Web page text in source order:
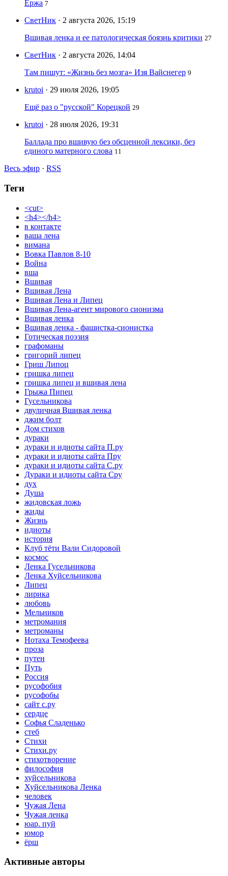
Ержа 7
СветНик · 2 августа 2026, 15:19
Вшивая ленка и ее патологическая боязнь критики 27
СветНик · 2 августа 2026, 14:04
Там пишут: «Жизнь без мозга» Изя Вайснегер 9
krutoi · 29 июля 2026, 19:05
Ещё раз о "русской" Корецкой 29
krutoi · 28 июля 2026, 19:31
Баллада про вшивую без обсценной лексики, без
единого матерного слова 11
Весь эфир · RSS
Теги
<cut>
<h4></h4>
в контакте
ваша лена
вимана
Вовка Павлов 8-10
Война
вша
Вшивая
Вшивая Лена
Вшивая Лена и Липец
Вшивая Лена-агент мирового сионизма
Вшивая ленка
Вшивая ленка - фашистка-сионистка
Готическая поэзия
графоманы
григорий липец
Гриш Липоц
гришка липец
гришка липец и вшивая лена
Грыжа Пипец
Гусельникова
двуличная Вшивая ленка
джим болт
Дом стихов
дураки
дураки и идиоты сайта П.ру
дураки и идиоты сайта Пру
дураки и идиоты сайта С.ру
Дураки и идиоты сайта Сру
дух
Душа
жидовская ложь
жиды
Жизнь
идиоты
история
Клуб тёти Вали Сидоровой
космос
Ленка Гусельникова
Ленка Хуйсельникова
Липец
лирика
любовь
Мельников
метромания
метроманы
Нотаха Темофеева
проза
путен
Путь
Россия
русофобия
русофобы
сайт с.ру
сердце
Софья Сладенько
стеб
Стихи
Стихи.ру
стихотворение
философия
хуйсельникова
Хуйсельникова Ленка
человек
Чужая Лена
Чужая ленка
юар. пуй
юмор
ёрш
Активные авторы